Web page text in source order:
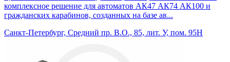
комплексное решение для автоматов АК47 АК74 АК100 и
гражданских карабинов, созданных на базе ав...
Санкт-Петербург, Средний пр. В.О., 85, лит. У, пом. 95Н